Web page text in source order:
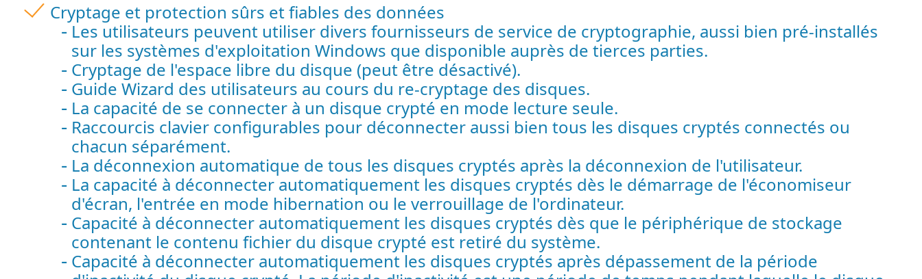
Cryptage et protection sûrs et fiables des données
Les utilisateurs peuvent utiliser divers fournisseurs de service de cryptographie, aussi bien pré-installés
sur les systèmes d'exploitation Windows que disponible auprès de tierces parties.
Cryptage de l'espace libre du disque (peut être désactivé).
Guide Wizard des utilisateurs au cours du re-cryptage des disques.
La capacité de se connecter à un disque crypté en mode lecture seule.
Raccourcis clavier configurables pour déconnecter aussi bien tous les disques cryptés connectés ou
chacun séparément.
La déconnexion automatique de tous les disques cryptés après la déconnexion de l'utilisateur.
La capacité à déconnecter automatiquement les disques cryptés dès le démarrage de l'économiseur
d'écran, l'entrée en mode hibernation ou le verrouillage de l'ordinateur.
Capacité à déconnecter automatiquement les disques cryptés dès que le périphérique de stockage
contenant le contenu fichier du disque crypté est retiré du système.
Capacité à déconnecter automatiquement les disques cryptés après dépassement de la période